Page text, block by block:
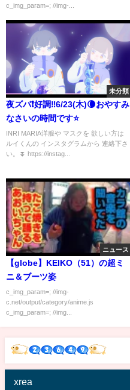
c_img_param=; //img-...
未分類
夜ズバ❗️好調‼️6/23(木)🌘おやすみ
なさいの時間です⭐️
INRI MARIA洋服や マスクを 欲しい方は
ルイくんの インスタグラムから 連絡下さ
い。⏬ https://instag...
ニュース
【globe】KEIKO（51）の超ミ
ニ＆ブーツ姿
c_img_param=; //img-
c.net/output/category/anime.js
c_img_param=; //img...
xrea